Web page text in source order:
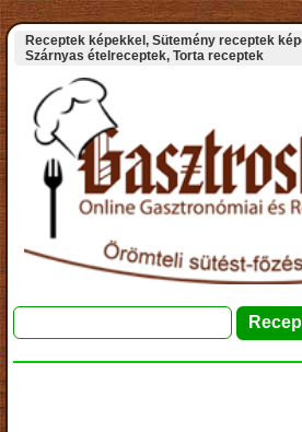
Receptek képekkel, Sütemény receptek
Szárnyas ételreceptek, Torta receptek